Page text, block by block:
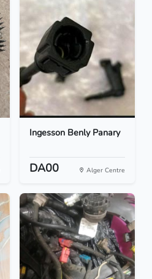
Ingesson Benly Panary
DA00 Alger Centre